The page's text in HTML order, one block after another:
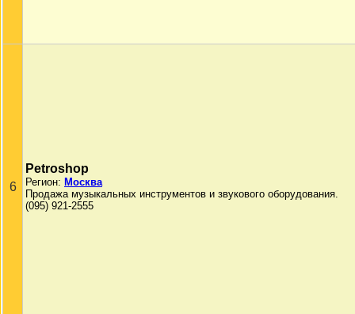
6
Petroshop
Регион: Москва
Продажа музыкальных инструментов и звукового оборудования.
(095) 921-2555